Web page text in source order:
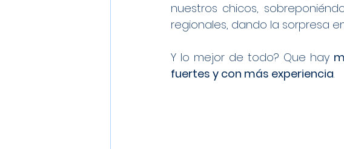
nuestros chicos,
regionales, dando la sorpresa
Y lo mejor de todo? Que hay
fuertes y con más experiencia.